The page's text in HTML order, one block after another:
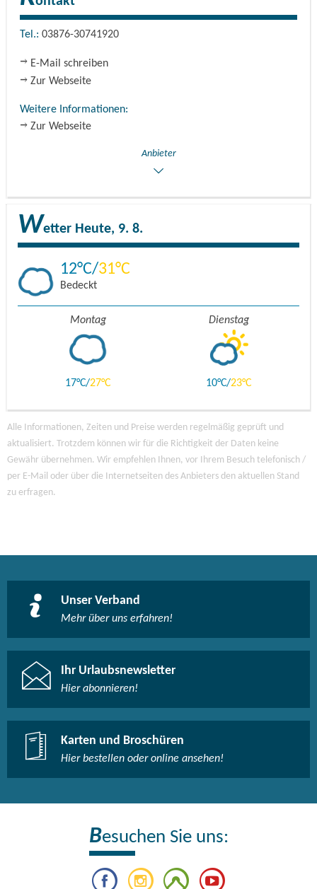
Tel.: 03876-30741920
E-Mail schreiben
Zur Webseite
Weitere Informationen:
Zur Webseite
Anbieter
Wetter Heute, 9. 8.
12 31
Bedeckt
Montag
17 27
Dienstag
10 23
Alle Informationen, Zeiten und Preise werden regelmäßig geprüft und
aktualisiert. Trotzdem können wir für die Richtigkeit der Daten keine
Gewähr übernehmen. Wir empfehlen Ihnen, vor Ihrem Besuch telefonisch /
per E-Mail oder über die Internetseiten des Anbieters den aktuellen Stand
zu erfragen.
Unser Verband
Mehr über uns erfahren!
Ihr Urlaubsnewsletter
Hier abonnieren!
Karten und Broschüren
Hier bestellen oder online ansehen!
Besuchen Sie uns: